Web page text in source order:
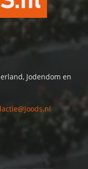
Jodendom en